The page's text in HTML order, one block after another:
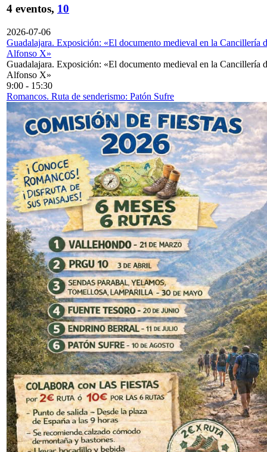
4 eventos, 10
2026-07-06
Guadalajara. Exposición: «El documento medieval en la Cancillería
Alfonso X»
Guadalajara. Exposición: «El documento medieval en la Cancillería
Alfonso X»
9:00 - 15:30
Romancos. Ruta de senderismo: Patón Sufre